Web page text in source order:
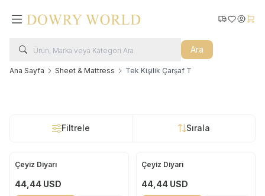
Ara
Kargo Takip
Favorilerim
Ana Sayfa Sheet & Mattress Tek Kişilik Çarşaf T
Filtrele Sırala
Yeni
Çeyiz Diyarı
44,44 USD
Yeni
Çeyiz Diyarı
44,44 USD